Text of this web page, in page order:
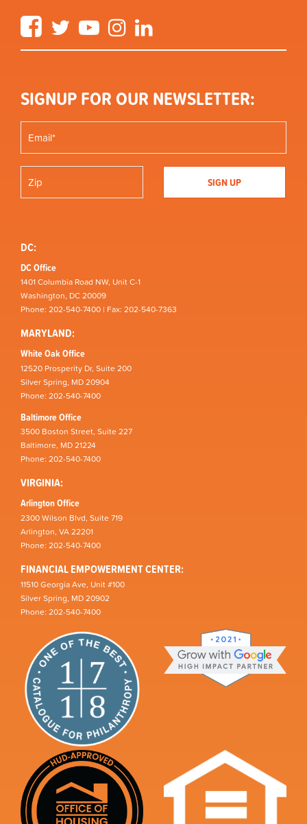
FacebookTwitter YouTube Instagram
SIGNUP FOR OUR NEWSLETTER:
DC:
DC Office
1401 Columbia Road NW, Unit C-1
Washington, DC 20009
Phone: 202-540-7400 | Fax: 202-540-7363
MARYLAND:
White Oak Office
12520 Prosperity Dr, Suite 200
Silver Spring, MD 20904
Phone: 202-540-7400
Baltimore Office
3500 Boston Street, Suite 227
Baltimore, MD 21224
Phone: 202-540-7400
VIRGINIA:
Arlington Office
2300 Wilson Blvd, Suite 719
Arlington, VA 22201
Phone: 202-540-7400
FINANCIAL EMPOWERMENT CENTER:
11510 Georgia Ave, Unit #100
Silver Spring, MD 20902
Phone: 202-540-7400